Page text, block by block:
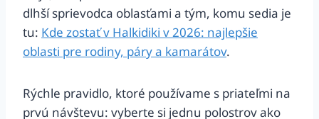
dlhší sprievodca oblasťami a tým, komu sedia je
tu: Kde zostať v Halkidiki v 2026: najlepšie
oblasti pre rodiny, páry a kamarátov.
Rýchle pravidlo, ktoré používame s priateľmi na
prvú návštevu: vyberte si jednu polostrov ako